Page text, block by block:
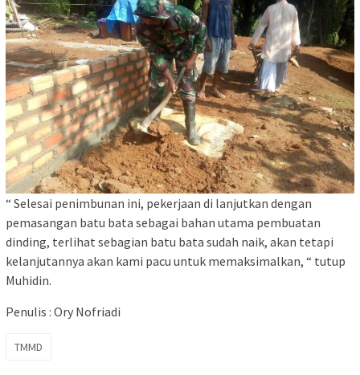
“ Selesai penimbunan ini, pekerjaan di lanjutkan dengan
pemasangan batu bata sebagai bahan utama pembuatan
dinding, terlihat sebagian batu bata sudah naik, akan tetapi
kelanjutannya akan kami pacu untuk memaksimalkan, “ tutup
Muhidin.
Penulis : Ory Nofriadi
TMMD